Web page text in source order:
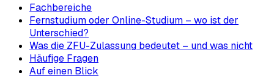
Fachbereiche
Fernstudium oder Online-Studium – wo ist der
Unterschied?
Was die ZFU-Zulassung bedeutet – und was nicht
Häufige Fragen
Auf einen Blick